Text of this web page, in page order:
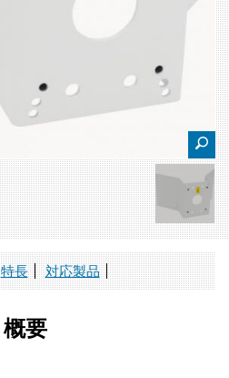
特長 対応製品
概要